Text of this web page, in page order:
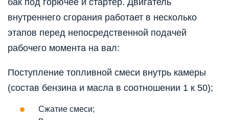
внутреннего сгорания работает в несколько
этапов перед непосредственной подачей
рабочего момента на вал:
Поступление топливной смеси внутрь камеры
(состав бензина и масла в соотношении 1 к 50);
Сжатие смеси;